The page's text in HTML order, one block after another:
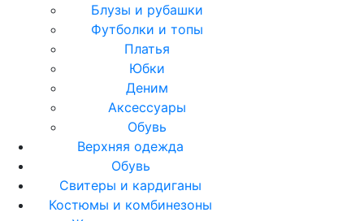
Блузы и рубашки
Футболки и топы
Платья
Юбки
Деним
Аксессуары
Обувь
Верхняя одежда
Обувь
Свитеры и кардиганы
Костюмы и комбинезоны